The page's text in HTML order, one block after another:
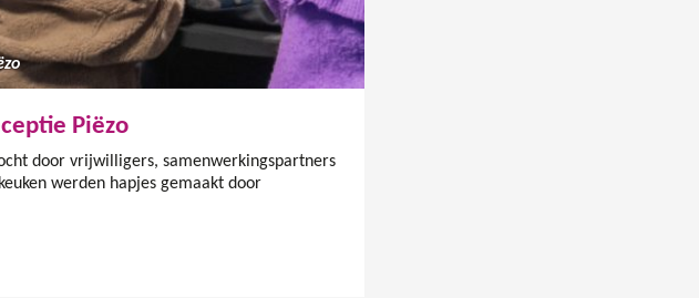
Piëzo
door vrijwilligers, samenwerkingspartners
werden hapjes gemaakt door